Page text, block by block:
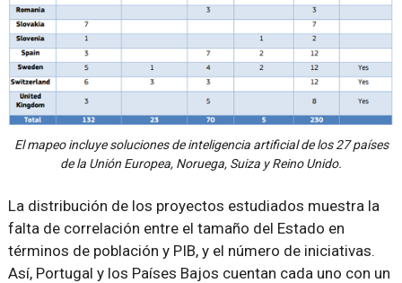
El mapeo incluye soluciones de inteligencia artificial de los 27 países
de la Unión Europea, Noruega, Suiza y Reino Unido.
La distribución de los proyectos estudiados muestra la
falta de correlación entre el tamaño del Estado en
términos de población y PIB, y el número de iniciativas.
Así, Portugal y los Países Bajos cuentan cada uno con un